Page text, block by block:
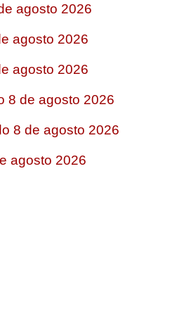
agosto 2026
agosto 2026
agosto 2026
8 de agosto 2026
8 de agosto 2026
agosto 2026